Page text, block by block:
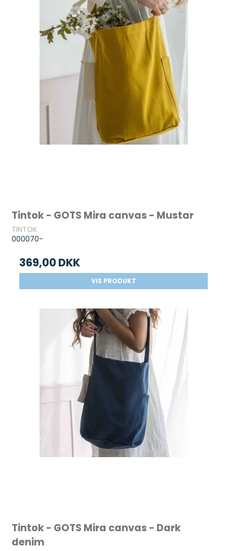
Tintok - GOTS Mira canvas - Mustar
TINTOK
000070-
369,00 DKK
VIS PRODUKT
Tintok - GOTS Mira canvas - Dark
denim